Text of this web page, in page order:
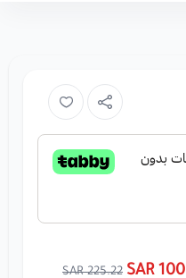
100 SAR
225.22 SAR